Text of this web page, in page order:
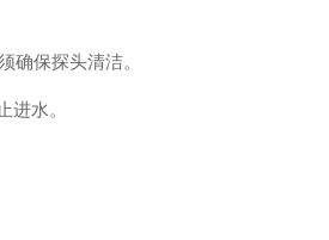
保探头清洁。
水。